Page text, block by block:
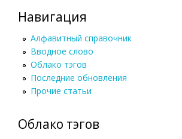
Навигация
Алфавитный справочник
Вводное слово
Облако тэгов
Последние обновления
Прочие статьи
Облако тэгов